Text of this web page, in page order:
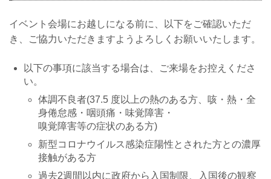
イベント会場にお越しになる前に、以下をご確認いただ
き、ご協力いただきますようよろしくお願いいたします。
以下の事項に該当する場合は、ご来場をお控えくださ
い。
体調不良者(37.5 度以上の熱のある方、咳・熱・全
身倦怠感・咽頭痛・味覚障害・
嗅覚障害等の症状のある方)
新型コロナウイルス感染症陽性とされた方との濃厚
接触がある方
過去2週間以内に政府から入国制限、入国後の観察